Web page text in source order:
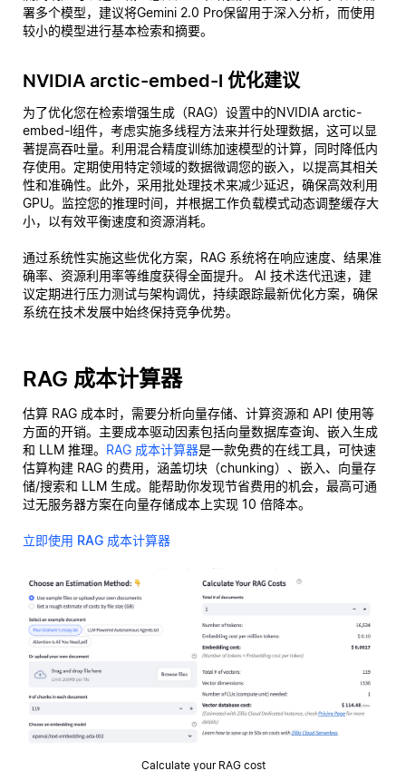
署多个模型，建议将Gemini 2.0 Pro保留用于深入分析，而使用
较小的模型进行基本检索和摘要。
NVIDIA arctic-embed-l 优化建议
为了优化您在检索增强生成（RAG）设置中的NVIDIA arctic-
embed-l组件，考虑实施多线程方法来并行处理数据，这可以显
著提高吞吐量。利用混合精度训练加速模型的计算，同时降低内
存使用。定期使用特定领域的数据微调您的嵌入，以提高其相关
性和准确性。此外，采用批处理技术来减少延迟，确保高效利用
GPU。监控您的推理时间，并根据工作负载模式动态调整缓存大
小，以有效平衡速度和资源消耗。
通过系统性实施这些优化方案，RAG 系统将在响应速度、结果准
确率、资源利用率等维度获得全面提升。 AI 技术迭代迅速，建
议定期进行压力测试与架构调优，持续跟踪最新优化方案，确保
系统在技术发展中始终保持竞争优势。
RAG 成本计算器
估算 RAG 成本时，需要分析向量存储、计算资源和 API 使用等
方面的开销。主要成本驱动因素包括向量数据库查询、嵌入生成
和 LLM 推理。 RAG 成本计算器是一款免费的在线工具，可快速
估算构建 RAG 的费用，涵盖切块（chunking）、嵌入、向量存
储/搜索和 LLM 生成。能帮助你发现节省费用的机会，最高可通
过无服务器方案在向量存储成本上实现 10 倍降本。
立即使用 RAG 成本计算器
Calculate your RAG cost